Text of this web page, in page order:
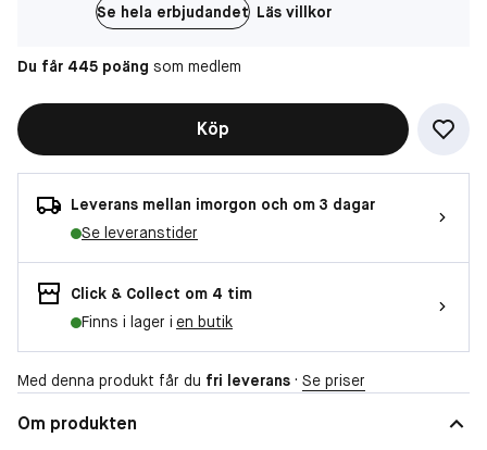
Se hela erbjudandet Läs villkor
Du får 445 poäng som medlem
Köp
Leverans mellan imorgon och om 3 dagar
Se leveranstider
Click & Collect om 4 tim
Finns i lager i en butik
Med denna produkt får du fri leverans · Se priser
Om produkten